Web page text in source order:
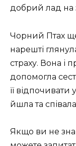
добрий лад на
Чорний Птах
нарешті
страху. Вона і
допомогла
її
йшла та
Якщо ви не